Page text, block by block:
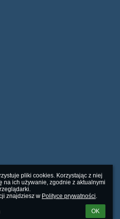
pliki cookies. Korzystając z niej
na ich używanie, zgodnie z aktualnymi
znajdziesz w Polityce prywatności.
OK
Radzyńskiej